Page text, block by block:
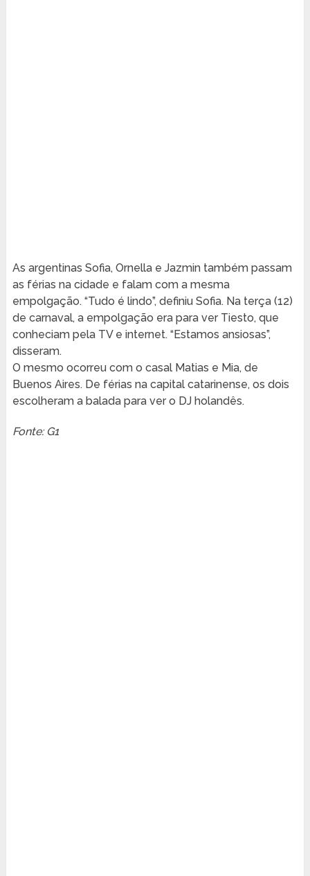
As argentinas Sofia, Ornella e Jazmin também passam
as férias na cidade e falam com a mesma
empolgação. “Tudo é lindo”, definiu Sofia. Na terça (12)
de carnaval, a empolgação era para ver Tiesto, que
conheciam pela TV e internet. “Estamos ansiosas”,
disseram.
O mesmo ocorreu com o casal Matias e Mia, de
Buenos Aires. De férias na capital catarinense, os dois
escolheram a balada para ver o DJ holandês.
Fonte: G1